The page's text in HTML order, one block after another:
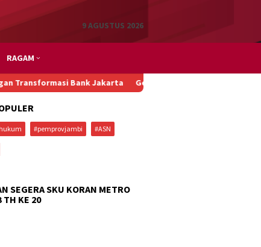
9 AGUSTUS 2026
RAGAM
Bank Jakarta Gedung Pajak DKI Terbakar, Wagub Rano
#pemprovjambi #ASN
SEGERA SKU KORAN METRO
TH KE 20